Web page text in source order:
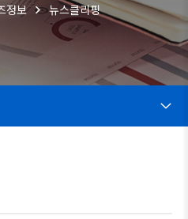
정보 뉴스클리핑